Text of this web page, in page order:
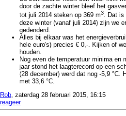
door de zachte winter bleef het
tot juli 2014 steken op 369 m3. Dat is
deze winter (vanaf juli 2014) zijn we
gedenderd.
Alles bij elkaar was het
hele euro's) precies € 0,-. Kijken of
houden.
Nog even de temperatuur minima en
jaar stond het laagterecord op een
(28 december) werd dat nog -5,9 °C.
met 33,6 °C.
Rob, zaterdag 28 februari 2015, 16:15
reageer